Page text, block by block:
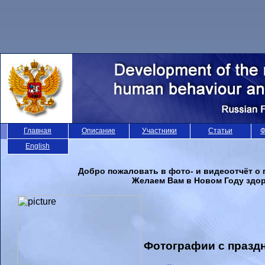
Добро пожаловать в фото- и видеоотчёт
Желаем Вам в Новом Году
Фотографии с
Главная Описание Участники Статьи
English